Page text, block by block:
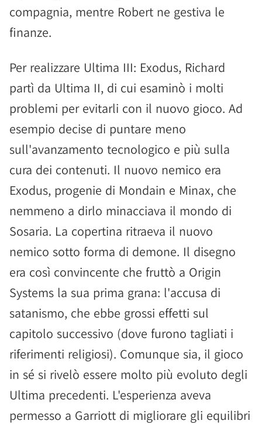
compagnia, mentre Robert ne gestiva le
finanze.
Per realizzare Ultima III: Exodus, Richard
partì da Ultima II, di cui esaminò i molti
problemi per evitarli con il nuovo gioco. Ad
esempio decise di puntare meno
sull'avanzamento tecnologico e più sulla
cura dei contenuti. Il nuovo nemico era
Exodus, progenie di Mondain e Minax, che
nemmeno a dirlo minacciava il mondo di
Sosaria. La copertina ritraeva il nuovo
nemico sotto forma di demone. Il disegno
era così convincente che fruttò a Origin
Systems la sua prima grana: l'accusa di
satanismo, che ebbe grossi effetti sul
capitolo successivo (dove furono tagliati i
riferimenti religiosi). Comunque sia, il gioco
in sé si rivelò essere molto più evoluto degli
Ultima precedenti. L'esperienza aveva
permesso a Garriott di migliorare gli equilibri